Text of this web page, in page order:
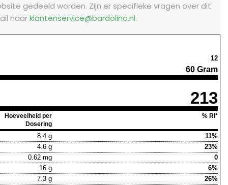
gedeeld worden. Zijn er specifieke vragen over dit
naarklantenservice@bardolino.nl.
12
60 Gram
213
Hoeveelheid per
Dosering
% RI*
8.4 g
11%
4.6 g
23%
0.62 mg
0
16 g
6%
7.3 g
26%